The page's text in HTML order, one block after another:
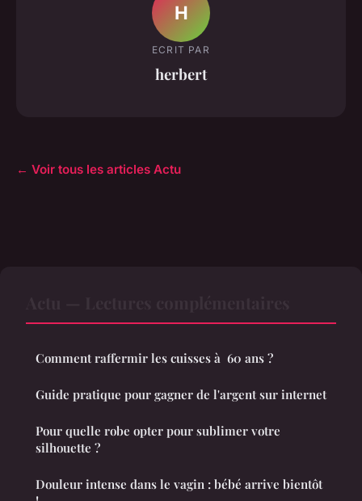
H
ECRIT PAR
herbert
← Voir tous les articles Actu
Comment raffermir les cuisses à 60 ans ?
Guide pratique pour gagner de l'argent sur internet
Pour quelle robe opter pour sublimer votre
silhouette ?
Douleur intense dans le vagin : bébé arrive bientôt